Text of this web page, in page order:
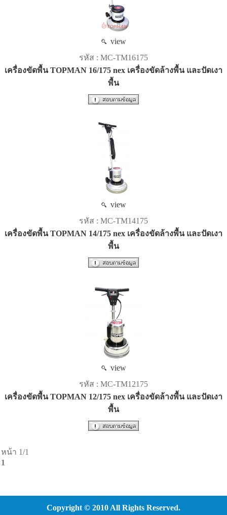
view
รหัส : MC-TM16175
เครื่องขัดพื้น TOPMAN 16/175 nex เครื่องขัดล้างพื้น และปัดเงา
พื้น
view
รหัส : MC-TM14175
เครื่องขัดพื้น TOPMAN 14/175 nex เครื่องขัดล้างพื้น และปัดเงา
พื้น
view
รหัส : MC-TM12175
เครื่องขัดพื้น TOPMAN 12/175 nex เครื่องขัดล้างพื้น และปัดเงา
พื้น
หน้า 1/1
1
Copyright © 2010 All Rights Reserved.